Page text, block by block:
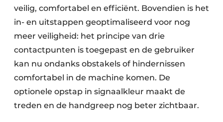
veilig, comfortabel en efficiënt. Bovendien is het
in- en uitstappen geoptimaliseerd voor nog
meer veiligheid: het principe van drie
contactpunten is toegepast en de gebruiker
kan nu ondanks obstakels of hindernissen
comfortabel in de machine komen. De
optionele opstap in signaalkleur maakt de
treden en de handgreep nog beter zichtbaar.